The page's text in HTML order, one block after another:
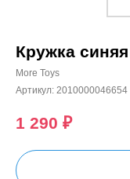
Кружка
More Toys
Артикул: 2010000046654
1 290 ₽